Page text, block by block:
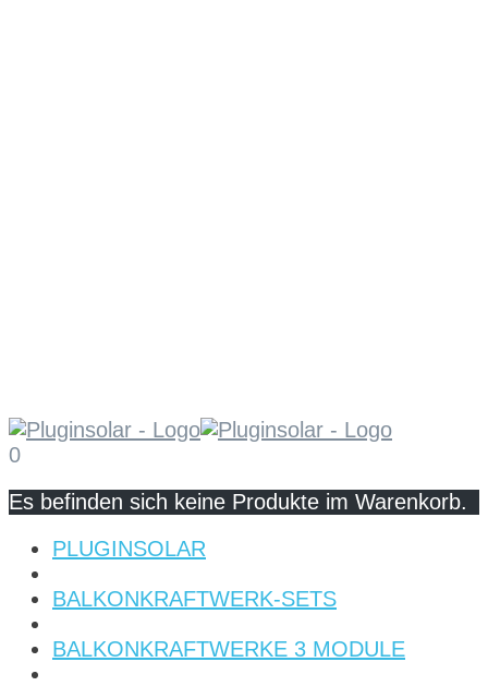
0
Es befinden sich keine Produkte im Warenkorb.
PLUGINSOLAR
BALKONKRAFTWERK-SETS
BALKONKRAFTWERKE 3 MODULE